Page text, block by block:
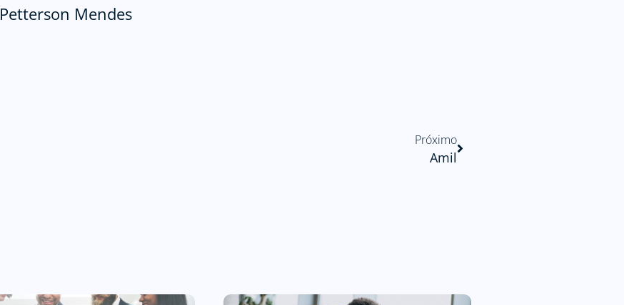
Petterson Mendes
Próximo
Amil